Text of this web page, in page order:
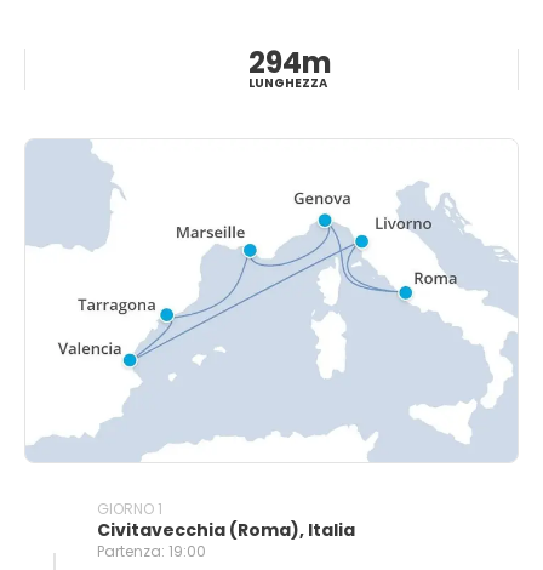
294m
LUNGHEZZA
GIORNO 1
Civitavecchia (Roma), Italia
Partenza: 19:00